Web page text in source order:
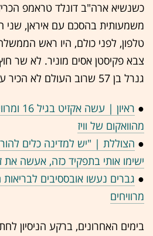
כשנשיא ארה"ב דונלד טראמפ
משמעותית בהסכם עם איראן, שני
טלפון, לפני כולם, היו ראש
צבא פקיסטן אסים מוניר. לא שר
גנרל בן 57 שרוב העולם לא הכיר עד לרגע זה.
●
ראיון |
מהוואקום של וויז
● הצוללת | "יש למדינה כלים
ישימו אותי בתפקיד כזה, אעשה את
● גברים נעשו אובססיבים
מרוויחים
בימים האחרונים, ברקע הניסיון